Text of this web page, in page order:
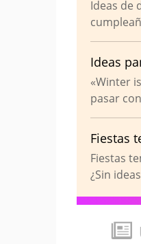
Ideas de
Ideas
«Winter
pasar
Fiestas
Fiestas
¿Sin